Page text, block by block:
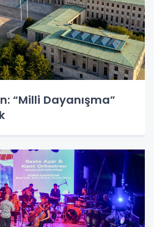
“Milli Dayanışma”